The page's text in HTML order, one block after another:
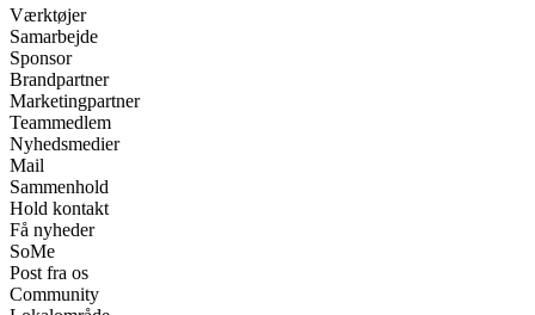
Værktøjer
Samarbejde
Sponsor
Brandpartner
Marketingpartner
Teammedlem
Nyhedsmedier
Mail
Sammenhold
Hold kontakt
Få nyheder
SoMe
Post fra os
Community